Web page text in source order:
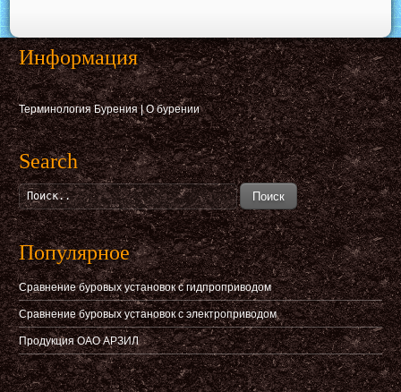
Информация
Терминология Бурения|О бурении
Search
Поиск
Популярное
Сравнение буровых установок с гидпроприводом
Сравнение буровых установок с электроприводом
Продукция ОАО АРЗИЛ